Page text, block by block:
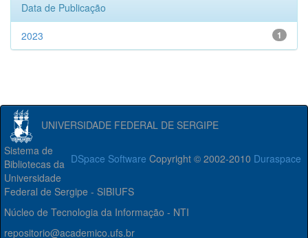
Data de Publicação
1
2023
UNIVERSIDADE FEDERAL DE SERGIPE
DSpace Software Copyright © 2002-2010 Duraspace
Sistema de
Bibliotecas da
Universidade
Federal de Sergipe - SIBIUFS
Núcleo de Tecnologia da Informação - NTI
repositorio@academico.ufs.br